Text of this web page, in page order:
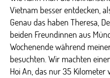
Vietnam besser entdecken,
Genau das haben Theresa,
beiden Freundinnen aus
Wochenende während
besuchten. Wir machten
Hoi An, das nur 35 Kilometer